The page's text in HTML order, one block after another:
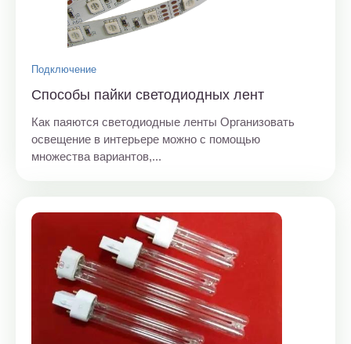
Подключение
Способы пайки светодиодных лент
Как паяются светодиодные ленты Организовать
освещение в интерьере можно с помощью
множества вариантов,...